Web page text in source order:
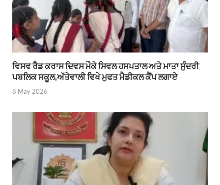
ਵਿਸਵ ਰੈਡ ਕਰਾਸ ਦਿਵਸ ਮੌਕੇ ਸਿਵਲ ਹਸਪਤਾਲ ਅਤੇ ਮਾਤਾ ਸੁੰਦਰੀ
ਪਬਲਿਕ ਸਕੂਲ,ਅੱਤੇਵਾਲੀ ਵਿਖੇ ਮੁਫਤ ਮੈਡੀਕਲ ਕੈਂਪ ਲਗਾਏ
8 May 2026